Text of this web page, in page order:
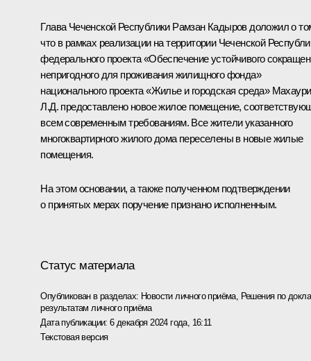
Глава Чеченской Республики Рамзан Кадыров доложил о
что в рамках реализации на территории Чеченской
федерального проекта «Обеспечение устойчивого
непригодного для проживания жилищного фонда»
национального проекта «Жилье и городская среда» Махаури
Л.Д. предоставлено новое жилое помещение,
всем современным требованиям. Все жители указанного
многоквартирного жилого дома переселены в новые жилые
помещения.
На этом основании, а также полученном подтверждении
о принятых мерах поручение признано исполненным.
Статус материала
Опубликован в разделах: Новости личного приёма, Решения по
результатам личного приёма
Дата публикации:6 декабря 2024 года, 16:11
Текстовая версия